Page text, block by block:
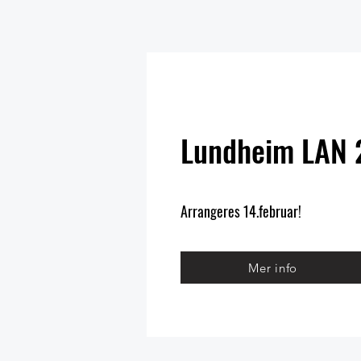
Lundheim
Arrangeres 14.februar!
Mer info